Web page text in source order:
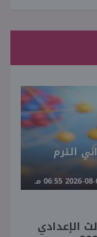
الترم
الإعدادي